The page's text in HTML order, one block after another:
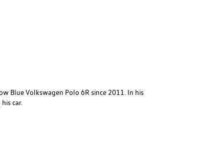
Blue Volkswagen Polo 6R since 2011. In his
car.